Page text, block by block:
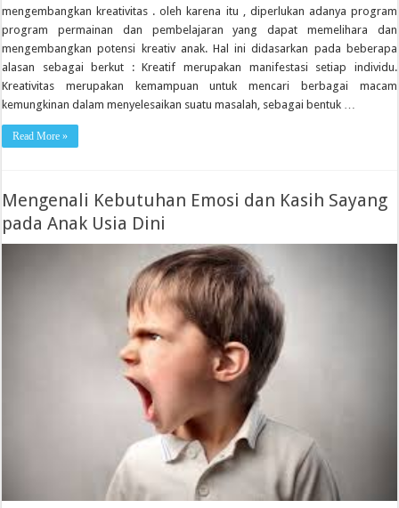
mengembangkan kreativitas . oleh karena itu , diperlukan adanya program
program permainan dan pembelajaran yang dapat memelihara dan
mengembangkan potensi kreativ anak. Hal ini didasarkan pada beberapa
alasan sebagai berkut : Kreatif merupakan manifestasi setiap individu.
Kreativitas merupakan kemampuan untuk mencari berbagai macam
kemungkinan dalam menyelesaikan suatu masalah, sebagai bentuk …
Read More »
Mengenali Kebutuhan Emosi dan Kasih Sayang
pada Anak Usia Dini